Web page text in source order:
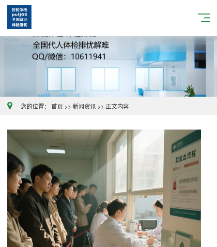
您的位置： 首页 >> 新闻资讯 >> 正文内容